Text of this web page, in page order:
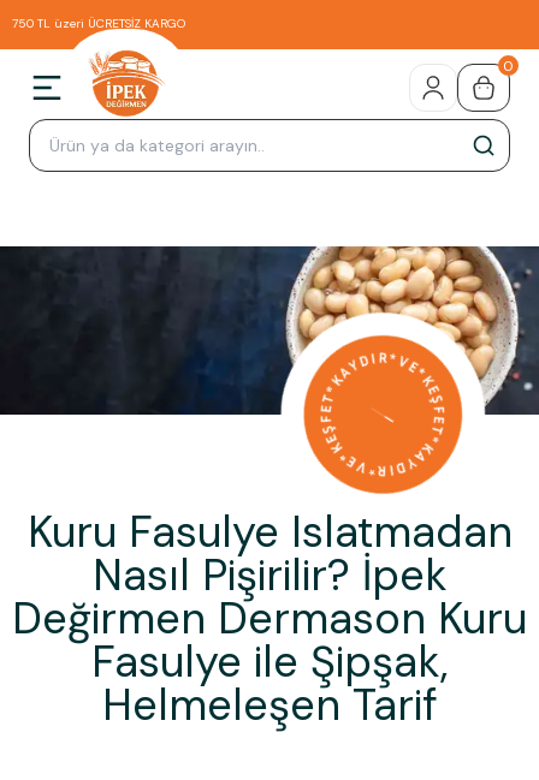
750 TL üzeri ÜCRETSİZ KARGO
0
Kuru Fasulye Islatmadan
Nasıl Pişirilir? İpek
Değirmen Dermason Kuru
Fasulye ile Şipşak,
Helmeleşen Tarif